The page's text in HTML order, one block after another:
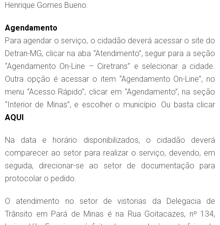
Henrique Gomes Bueno.
Agendamento
Para agendar o serviço, o cidadão deverá acessar o site do
Detran-MG, clicar na aba “Atendimento”, seguir para a seção
“Agendamento On-Line – Ciretrans” e selecionar a cidade.
Outra opção é acessar o item “Agendamento On-Line”, no
menu “Acesso Rápido”, clicar em “Agendamento”, na seção
“Interior de Minas”, e escolher o município. Ou basta clicar
AQUI .
Na data e horário disponibilizados, o cidadão deverá
comparecer ao setor para realizar o serviço, devendo, em
seguida, direcionar-se ao setor de documentação para
protocolar o pedido.
O atendimento no setor de vistorias da Delegacia de
Trânsito em Pará de Minas é na Rua Goitacazes, nº 134,